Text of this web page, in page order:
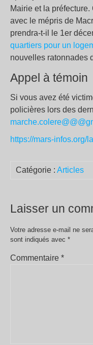
Mairie et la
avec le mépris de
prendra-t-il le 1er
quartiers pour un
nouvelles ratonnades
Appel à témoin
Si vous avez été
policières lors des
https://mars-infos.org/
Catégorie : Articles
Laisser un
Votre adresse e-mail ne
sont indiqués avec *
Commentaire *